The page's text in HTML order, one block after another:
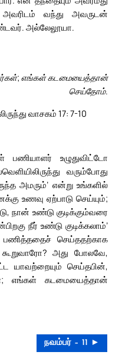
வந்து அவருடன்
அல்லேலூயா.
எங்கள் கடமையைத்தான்
செய்தோம்.
வாசகம் 17: 7-10
உழுதுவிட்டோ
வரும்போது
அமரும்’ என்று உங்களில்
உணவு ஏற்பாடு செய்யும்;
நான் உண்டு குடிக்கும்வரை
நீர் உண்டு குடிக்கலாம்’
செய்ததற்காக
அது போலவே,
யாவற்றையும் செய்தபின்,
எங்கள் கடமையைத்தான்
நவம்பர் – 11 ►